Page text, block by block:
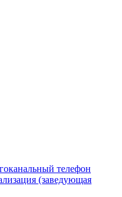
телефон
(заведующая